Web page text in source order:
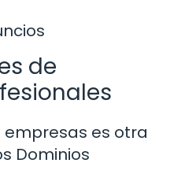
de
empresas es otra
Dominios